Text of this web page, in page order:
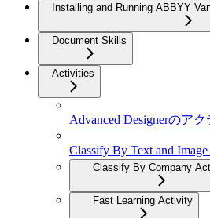
Installing and Running ABBYY
Document Skills
Activities
Advanced Designerのア
Classify By Text and
Classify By Company
Fast Learning Activity